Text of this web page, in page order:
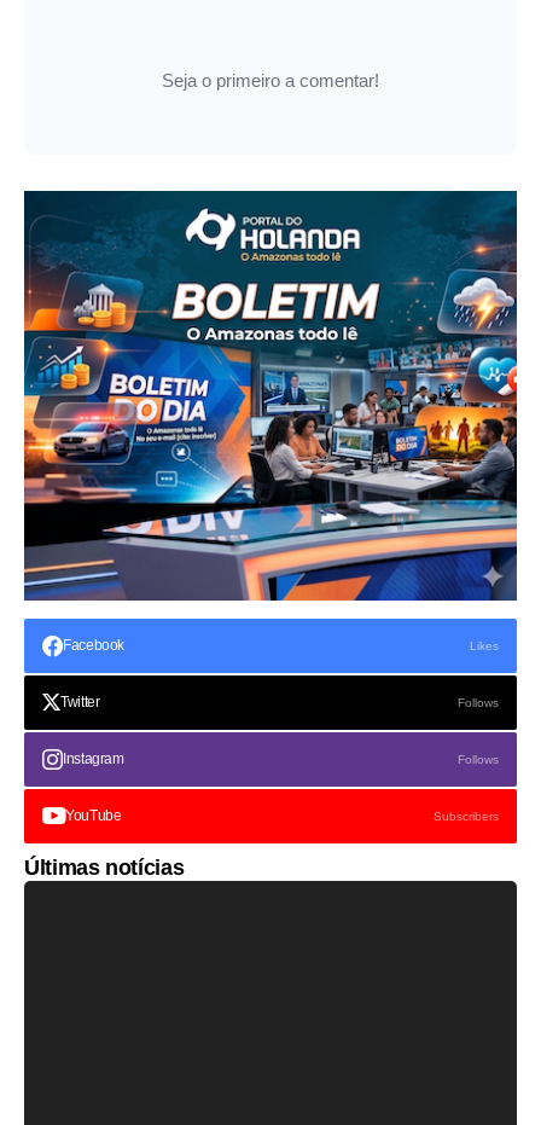
Seja o primeiro a comentar!
Facebook Likes
Twitter Follows
Instagram Follows
YouTube Subscribers
Últimas notícias